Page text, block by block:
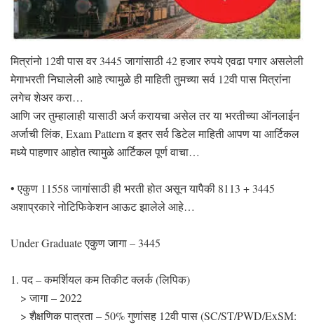
मित्रांनो 12वी पास वर 3445 जागांसाठी 42 हजार रुपये एवढा पगार असलेली
मेगाभरती निघालेली आहे त्यामुळे ही माहिती तुमच्या सर्व 12वी पास मित्रांना
लगेच शेअर करा…
आणि जर तुम्हालाही यासाठी अर्ज करायचा असेल तर या भरतीच्या ऑनलाईन
अर्जाची लिंक, Exam Pattern व इतर सर्व डिटेल माहिती आपण या आर्टिकल
मध्ये पाहणार आहोत त्यामुळे आर्टिकल पूर्ण वाचा…
• एकुण 11558 जागांसाठी ही भरती होत असून यापैकी 8113 + 3445
अशाप्रकारे नोटिफिकेशन आऊट झालेले आहे…
Under Graduate एकुण जागा – 3445
1. पद – कमर्शियल कम तिकीट क्लर्क (लिपिक)
> जागा – 2022
> शैक्षणिक पात्रता – 50% गुणांसह 12वी पास (SC/ST/PWD/ExSM: